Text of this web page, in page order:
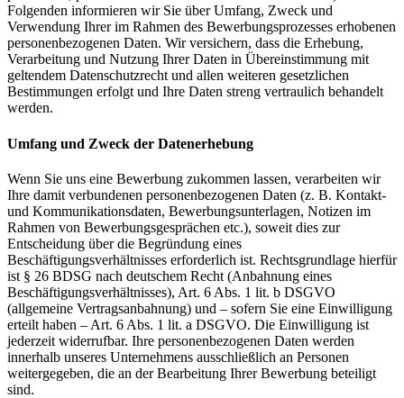
Folgenden informieren wir Sie über Umfang, Zweck und
Verwendung Ihrer im Rahmen des Bewerbungsprozesses erhobenen
personenbezogenen Daten. Wir versichern, dass die Erhebung,
Verarbeitung und Nutzung Ihrer Daten in Übereinstimmung mit
geltendem Datenschutzrecht und allen weiteren gesetzlichen
Bestimmungen erfolgt und Ihre Daten streng vertraulich behandelt
werden.
Umfang und Zweck der Datenerhebung
Wenn Sie uns eine Bewerbung zukommen lassen, verarbeiten wir
Ihre damit verbundenen personenbezogenen Daten (z. B. Kontakt-
und Kommunikationsdaten, Bewerbungsunterlagen, Notizen im
Rahmen von Bewerbungsgesprächen etc.), soweit dies zur
Entscheidung über die Begründung eines
Beschäftigungsverhältnisses erforderlich ist. Rechtsgrundlage hierfür
ist § 26 BDSG nach deutschem Recht (Anbahnung eines
Beschäftigungsverhältnisses), Art. 6 Abs. 1 lit. b DSGVO
(allgemeine Vertragsanbahnung) und – sofern Sie eine Einwilligung
erteilt haben – Art. 6 Abs. 1 lit. a DSGVO. Die Einwilligung ist
jederzeit widerrufbar. Ihre personenbezogenen Daten werden
innerhalb unseres Unternehmens ausschließlich an Personen
weitergegeben, die an der Bearbeitung Ihrer Bewerbung beteiligt
sind.